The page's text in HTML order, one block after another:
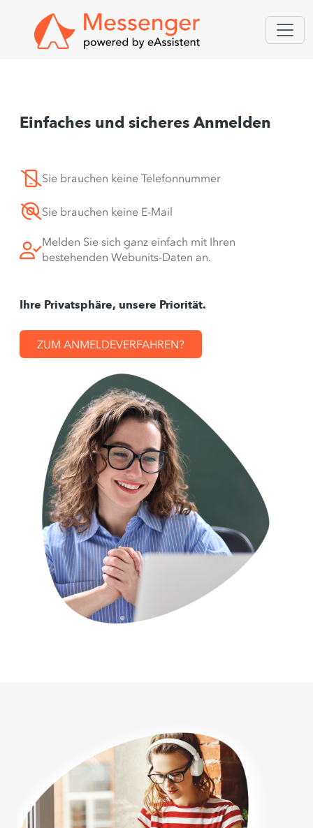
Einfaches und sicheres Anmelden
Sie brauchen keine Telefonnummer
Sie brauchen keine E-Mail
Melden Sie sich ganz einfach mit Ihren
bestehenden Webunits-Daten an.
Ihre Privatsphäre, unsere Priorität.
ZUM ANMELDEVERFAHREN?